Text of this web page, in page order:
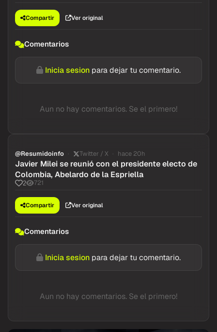
Compartir Ver original
Comentarios
Inicia sesion para dejar tu comentario.
Aun no hay comentarios. Se el primero!
@Resumidoinfo Twitter / X hace 20h
Javier Milei se reunió con el presidente electo de
Colombia, Abelardo de la Espriella
2 721
Compartir Ver original
Comentarios
Inicia sesion para dejar tu comentario.
Aun no hay comentarios. Se el primero!